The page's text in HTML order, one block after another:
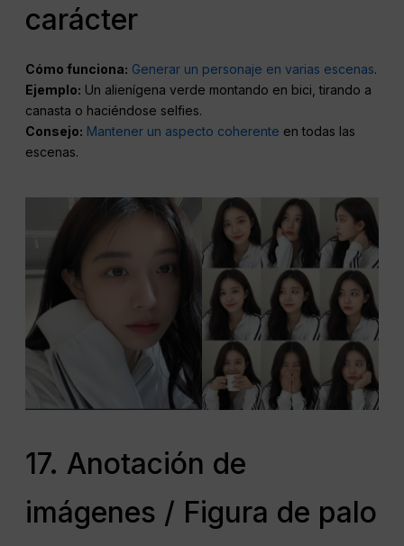
carácter
Cómo funciona: Generar un personaje en varias escenas.
Ejemplo: Un alienígena verde montando en bici, tirando a
canasta o haciéndose selfies.
Consejo: Mantener un aspecto coherente en todas las
escenas.
17. Anotación de
imágenes / Figura de palo